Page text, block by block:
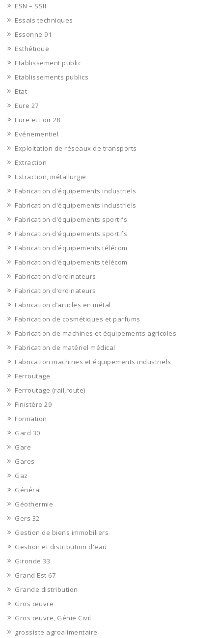
ESN – SSII
Essais techniques
Essonne 91
Esthétique
Etablissement public
Etablissements publics
Etat
Eure 27
Eure et Loir 28
Evénementiel
Exploitation de réseaux de transports
Extraction
Extraction, métallurgie
Fabrication d'équipements industriels
Fabrication d'équipements industriels
Fabrication d'équipements sportifs
Fabrication d'équipements sportifs
Fabrication d'équipements télécom
Fabrication d'équipements télécom
Fabrication d'ordinateurs
Fabrication d'ordinateurs
Fabrication d’articles en métal
Fabrication de cosmétiques et parfums
Fabrication de machines et équipements agricoles
Fabrication de matériel médical
Fabrication machines et équipements industriels
Ferroutage
Ferroutage (rail,route)
Finistère 29
Formation
Gard 30
Gare
Gares
Gaz
Général
Géothermie
Gers 32
Gestion de biens immobiliers
Gestion et distribution d'eau
Gironde 33
Grand Est 67
Grande distribution
Gros œuvre
Gros œuvre, Génie Civil
grossiste agroalimentaire